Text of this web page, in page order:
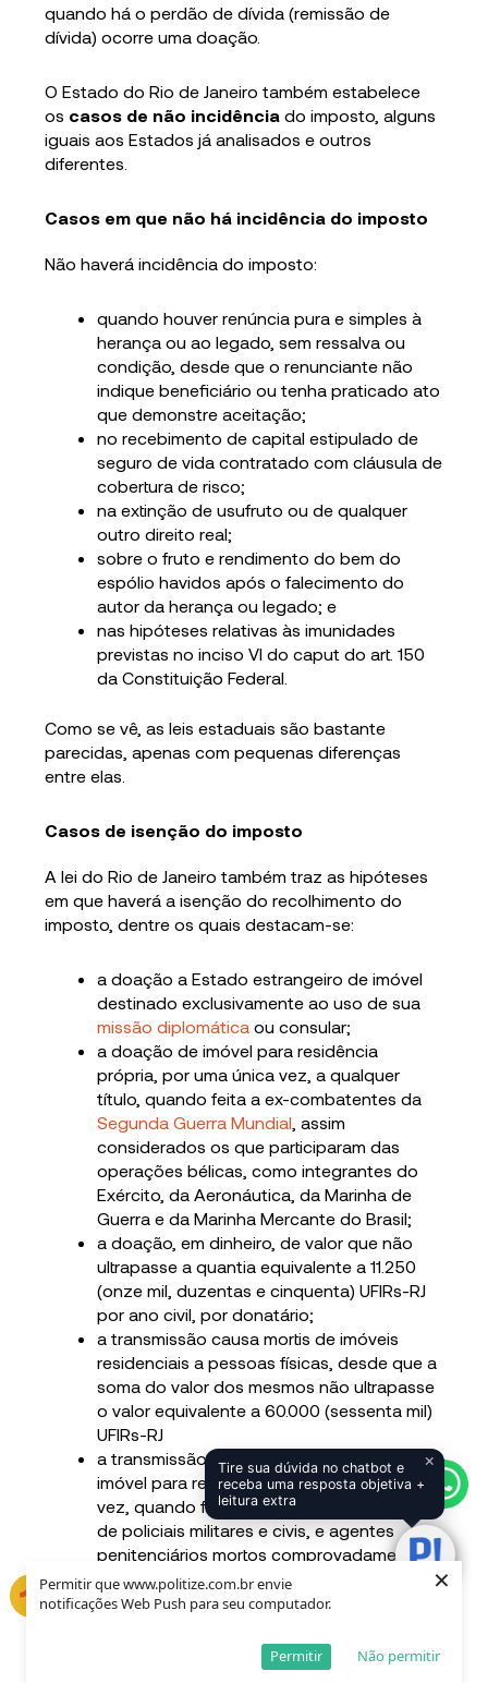
Permitir que www.politize.com.br envie
notificações Web Push para seu computador.
Não permitir
Permitir
×
quando há o perdão de dívida (remissão de
dívida) ocorre uma doação.
O Estado do Rio de Janeiro também estabelece
os casos de não incidência do imposto, alguns
iguais aos Estados já analisados e outros
diferentes.
Casos em que não há incidência do imposto
Não haverá incidência do imposto:
quando houver renúncia pura e simples à
herança ou ao legado, sem ressalva ou
condição, desde que o renunciante não
indique beneficiário ou tenha praticado ato
que demonstre aceitação;
no recebimento de capital estipulado de
seguro de vida contratado com cláusula de
cobertura de risco;
na extinção de usufruto ou de qualquer
outro direito real;
sobre o fruto e rendimento do bem do
espólio havidos após o falecimento do
autor da herança ou legado; e
nas hipóteses relativas às imunidades
previstas no inciso VI do caput do art. 150
da Constituição Federal.
Como se vê, as leis estaduais são bastante
parecidas, apenas com pequenas diferenças
entre elas.
Casos de isenção do imposto
A lei do Rio de Janeiro também traz as hipóteses
em que haverá a isenção do recolhimento do
imposto, dentre os quais destacam-se:
a doação a Estado estrangeiro de imóvel
destinado exclusivamente ao uso de sua
missão diplomática ou consular;
a doação de imóvel para residência
própria, por uma única vez, a qualquer
título, quando feita a ex-combatentes da
Segunda Guerra Mundial , assim
considerados os que participaram das
operações bélicas, como integrantes do
Exército, da Aeronáutica, da Marinha de
Guerra e da Marinha Mercante do Brasil;
a doação, em dinheiro, de valor que não
ultrapasse a quantia equivalente a 11.250
(onze mil, duzentas e cinquenta) UFIRs-RJ
por ano civil, por donatário;
a transmissão causa mortis de imóveis
residenciais a pessoas físicas, desde que a
soma do valor dos mesmos não ultrapasse
o valor equivalente a 60.000 (sessenta mil)
UFIRs-RJ
a transmissão causa mortis de um único
imóvel para residência própria, por única
vez, quando feita a herdeiros necessários
de policiais militares e civis, e agentes
penitenciários mortos comprovadamente
em decorrência do desempenho da
atividade profissional;
Unidades de Conservação
onde os residentes pertençam
Tire sua dúvida no chatbot e
receba uma resposta objetiva +
leitura extra
×